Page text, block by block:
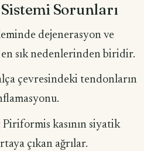
Sorunları
dejenerasyon ve
sık nedenlerinden biridir.
çevresindeki tendonların
kasının siyatik
çıkan ağrılar.